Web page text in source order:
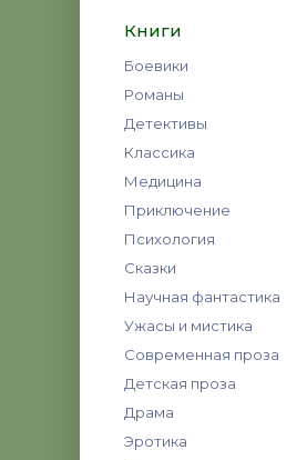
Книги
Боевики
Романы
Детективы
Классика
Медицина
Приключение
Психология
Сказки
Научная фантастика
Ужасы и мистика
Современная проза
Детская проза
Драма
Эротика